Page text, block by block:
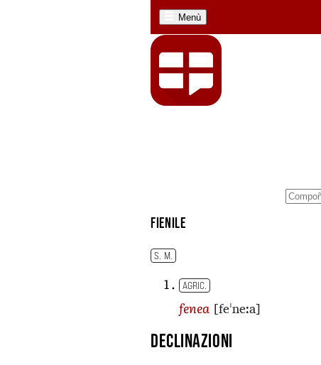
Menù
fienile
S. M.
AGRIC.
fenea [feˈneːa]
Declinazioni